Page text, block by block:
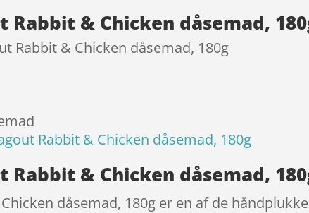
Rabbit & Chicken dåsemad,
Rabbit & Chicken dåsemad, 180g
Rabbit & Chicken dåsemad, 180g
Rabbit & Chicken dåsemad,
dåsemad, 180g er en af de